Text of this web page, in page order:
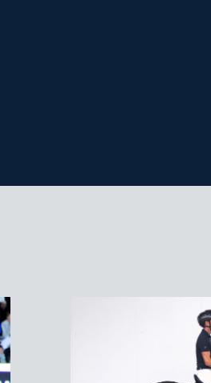
voor DSP,
en Westfalen.